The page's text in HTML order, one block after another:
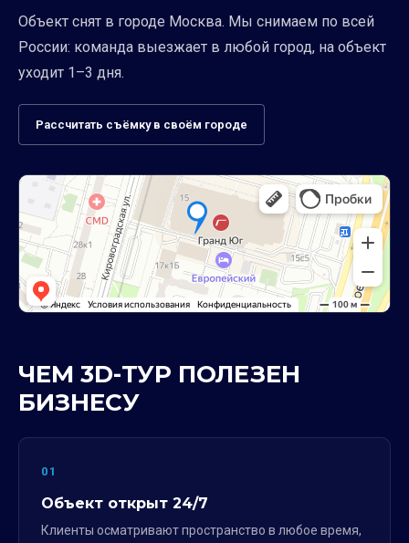
Объект снят в городе Москва. Мы снимаем по всей
России: команда выезжает в любой город, на объект
уходит 1–3 дня.
Рассчитать съёмку в своём городе
ЧЕМ 3D-ТУР ПОЛЕЗЕН
БИЗНЕСУ
01
Объект открыт 24/7
Клиенты осматривают пространство в любое время,